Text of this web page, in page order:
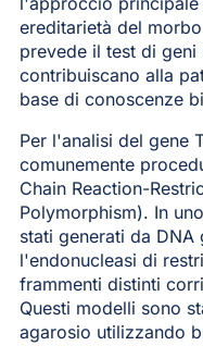
ereditarietà del
prevede il test di
contribuiscano alla
base di conoscenze
Per l'analisi del gene
comunemente
Chain Reaction-
Polymorphism). In
stati generati da
l'endonucleasi di
frammenti distinti
Questi modelli sono
agarosio utilizzando